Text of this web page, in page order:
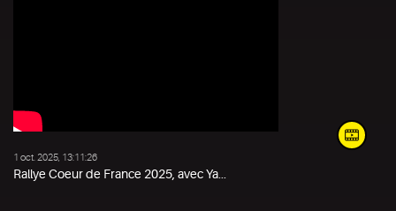
1 oct. 2025, 13:11:26
Rallye Coeur de France 2025, avec Ya...